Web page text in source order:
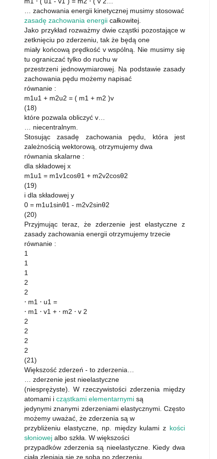
… zachowania energii kinetycznej musimy stosować
zasadę zachowania energii całkowitej.
Jako przykład rozważmy dwie cząstki pozostające w
zetknięciu po zderzeniu, tak że będą one
miały końcową prędkość v wspólną. Nie musimy się
tu ograniczać tylko do ruchu w
przestrzeni jednowymiarowej. Na podstawie zasady
zachowania pędu możemy napisać
równanie :
m1u1 + m2u2 = ( m1 + m2 )v
(18)
które pozwala obliczyć v…
… niecentralnym.
Stosując zasadę zachowania pędu, która jest
zależnością wektorową, otrzymujemy dwa
równania skalarne :
dla składowej x
m1u1 = m1v1cosθ1 + m2v2cosθ2
(19)
i dla składowej y
0 = m1u1sinθ1 - m2v2sinθ2
(20)
Przyjmując teraz, że zderzenie jest elastyczne z
zasady zachowania energii otrzymujemy trzecie
równanie :
1
1
1
2
2
⋅ m1 ⋅ u1 =
⋅ m1 ⋅ v1 + ⋅ m2 ⋅ v 2
2
2
2
2
(21)
Większość zderzeń - to zderzenia…
… zderzenie jest nieelastyczne
(niesprężyste). W rzeczywistości zderzenia między
atomami i cząstkami elementarnymi są
jedynymi znanymi zderzeniami elastycznymi. Często
możemy uważać, że zderzenia są w
przybliżeniu elastyczne, np. między kulami z kości
słoniowej albo szkła. W większości
przypadków zderzenia są nieelastyczne. Kiedy dwa
ciała zlepiają się ze sobą po zderzeniu,